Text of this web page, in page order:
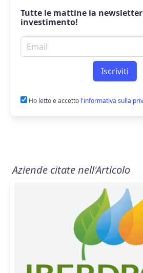
Tutte le mattine la newsletter
investimento!
Email per newsletter
Iscriviti
Ho letto e accetto l'informativa sulla
Aziende citate nell'Articolo